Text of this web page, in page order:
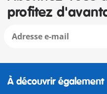
profitez
À découvrir également